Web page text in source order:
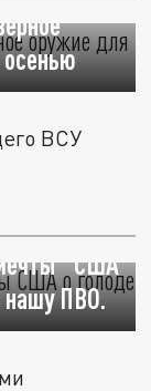
ВСУ
США
нашу ПВО.